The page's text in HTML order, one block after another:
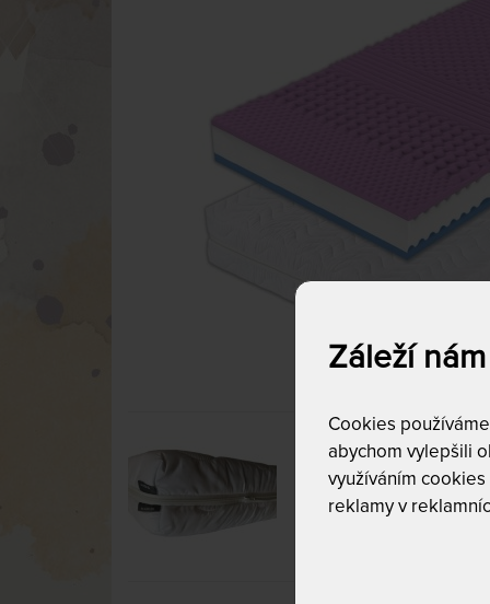
Záleží
Cookies
abychom vylepšili
využíváním
reklamy v